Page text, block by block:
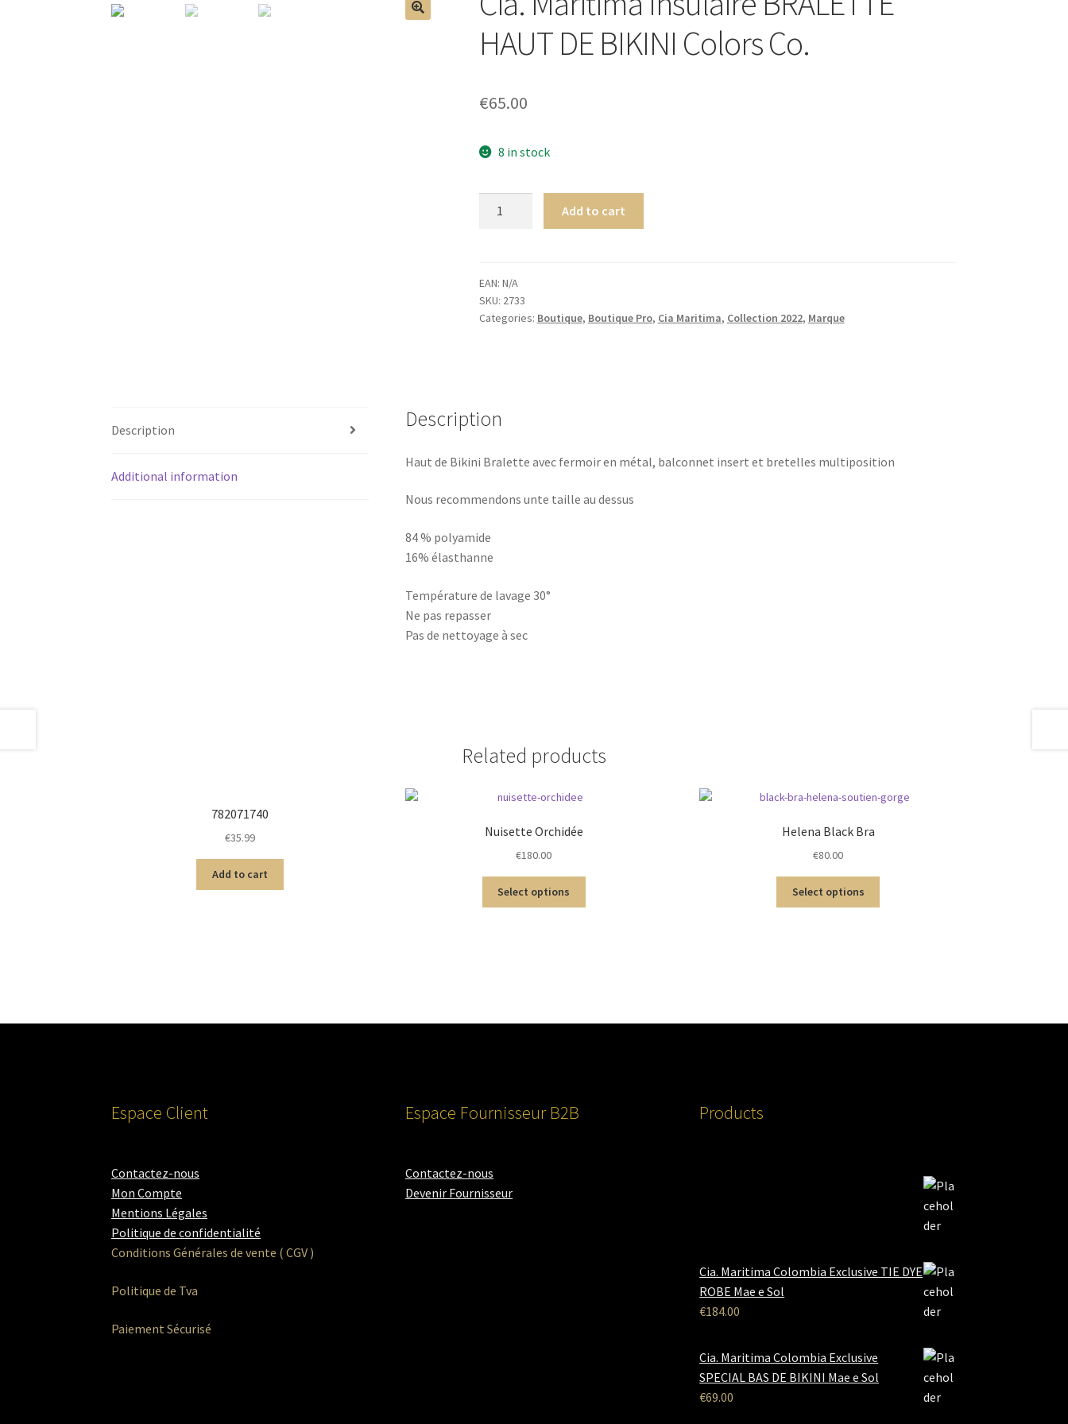
HAUT DE BIKINI Colors Co.
€65.00
8 in stock
HAUT
DE
BIKINI
Add to cart
EAN: N/A
SKU: 2733
Categories: Boutique, Boutique Pro, Cia Maritima, Collection 2022, Marque
Description
Additional information
Description
Haut de Bikini Bralette avec fermoir en métal, balconnet insert et bretelles multiposition
Nous recommendons unte taille au dessus
84 % polyamide
16% élasthanne
Température de lavage 30°
Ne pas repasser
Pas de nettoyage à sec
Related products
782071740
€35.99
Add to cart
Nuisette Orchidée
€180.00
Select options
Helena Black Bra
€80.00
Select options
Espace Client
Contactez-nous
Mon Compte
Mentions Légales
Politique de confidentialité
Conditions Générales de vente ( CGV )
Politique de Tva
Paiement Sécurisé
Espace Fournisseur B2B
Contactez-nous
Devenir Fournisseur
Products
Cia. Maritima Colombia Exclusive TIE DYE
ROBE Mae e Sol
€184.00
Cia. Maritima Colombia Exclusive
SPECIAL BAS DE BIKINI Mae e Sol
€69.00